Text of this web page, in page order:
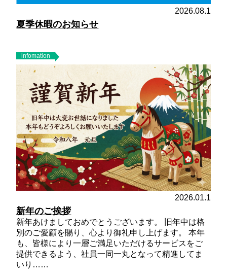
2026.08.1
夏季休暇のお知らせ
infomation
2026.01.1
新年のご挨拶
新年あけましておめでとうございます。 旧年中は格
別のご愛顧を賜り、心より御礼申し上げます。 本年
も、皆様により一層ご満足いただけるサービスをご
提供できるよう、社員一同一丸となって精進してま
いり……